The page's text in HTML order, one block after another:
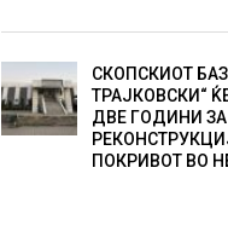
СКОПСКИОТ
ТРАЈКОВСКИ“
ДВЕ ГОДИНИ
ПОКРИВОТ ВО